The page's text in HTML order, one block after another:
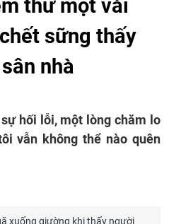
thử một vài
sững thấy
nhà
hối lỗi, một lòng chăm lo
vẫn không thể nào quên
xuống giường khi thấy người